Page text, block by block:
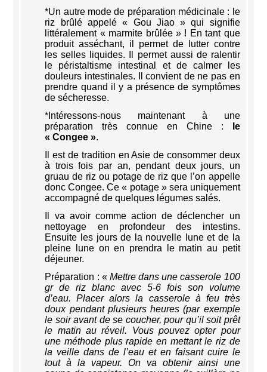
*Un autre mode de préparation médicinale : le
riz brûlé appelé « Gou Jiao » qui signifie
littéralement « marmite brûlée » ! En tant que
produit asséchant, il permet de lutter contre
les selles liquides. Il permet aussi de ralentir
le péristaltisme intestinal et de calmer les
douleurs intestinales. Il convient de ne pas en
prendre quand il y a présence de symptômes
de sécheresse.
*Intéressons-nous maintenant à une
préparation très connue en Chine :
le
« Congee ».
Il est de tradition en Asie de consommer deux
à trois fois par an, pendant deux jours, un
gruau de riz ou potage de riz que l’on appelle
donc Congee. Ce « potage » sera uniquement
accompagné de quelques légumes salés.
Il va avoir comme action de déclencher un
nettoyage en profondeur des intestins.
Ensuite les jours de la nouvelle lune et de la
pleine lune on en prendra le matin au petit
déjeuner.
Préparation : « Mettre dans une casserole 100
gr de riz blanc avec 5-6 fois son volume
d’eau. Placer alors la casserole à feu très
doux pendant plusieurs heures (par exemple
le soir avant de se coucher, pour qu’il soit prêt
le matin au réveil. Vous pouvez opter pour
une méthode plus rapide en mettant le riz de
la veille dans de l’eau et en faisant cuire le
tout à la vapeur. On va obtenir ainsi une